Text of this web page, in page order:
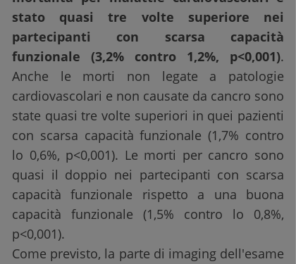
stato quasi tre volte superiore nei
partecipanti con scarsa capacità
funzionale (3,2% contro 1,2%, p<0,001).
Anche le morti non legate a patologie
cardiovascolari e non causate da cancro sono
state quasi tre volte superiori in quei pazienti
con scarsa capacità funzionale (1,7% contro
lo 0,6%, p<0,001). Le morti per cancro sono
quasi il doppio nei partecipanti con scarsa
capacità funzionale rispetto a una buona
capacità funzionale (1,5% contro lo 0,8%,
p<0,001).
Come previsto, la parte di imaging dell'esame